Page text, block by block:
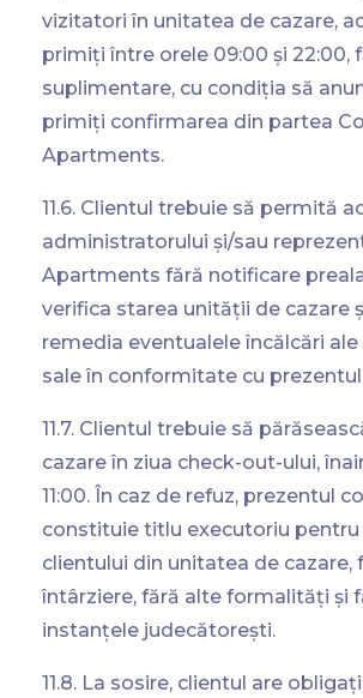
vizitatori în unitatea de cazare,
primiți între orele 09:00 și 22:00,
suplimentare, cu condiția să
primiți confirmarea din partea
Apartments.
11.6. Clientul trebuie să permită
administratorului și/sau
Apartments fără notificare
verifica starea unității de cazare
remedia eventualele încălcări
sale în conformitate cu
11.7. Clientul trebuie să
cazare în ziua check-out-ului,
11:00. În caz de refuz, prezentul
constituie titlu executoriu pentru
clientului din unitatea de cazare,
întârziere, fără alte formalități și
instanțele judecătorești.
11.8. La sosire, clientul are